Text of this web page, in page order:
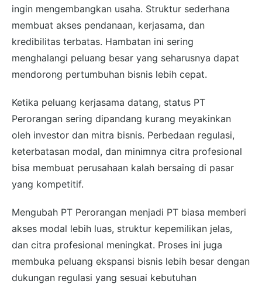
ingin mengembangkan usaha. Struktur sederhana
membuat akses pendanaan, kerjasama, dan
kredibilitas terbatas. Hambatan ini sering
menghalangi peluang besar yang seharusnya dapat
mendorong pertumbuhan bisnis lebih cepat.
Ketika peluang kerjasama datang, status PT
Perorangan sering dipandang kurang meyakinkan
oleh investor dan mitra bisnis. Perbedaan regulasi,
keterbatasan modal, dan minimnya citra profesional
bisa membuat perusahaan kalah bersaing di pasar
yang kompetitif.
Mengubah PT Perorangan menjadi PT biasa memberi
akses modal lebih luas, struktur kepemilikan jelas,
dan citra profesional meningkat. Proses ini juga
membuka peluang ekspansi bisnis lebih besar dengan
dukungan regulasi yang sesuai kebutuhan